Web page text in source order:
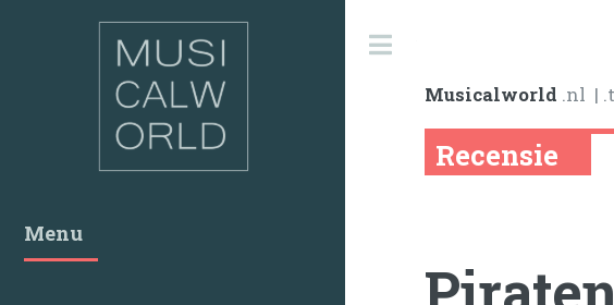
Musicalworld .nl |
Recensie
Menu